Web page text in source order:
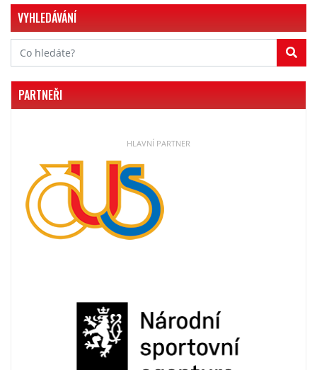
PARTNEŘI
HLAVNÍ PARTNER
VYHLEDÁVÁNÍ